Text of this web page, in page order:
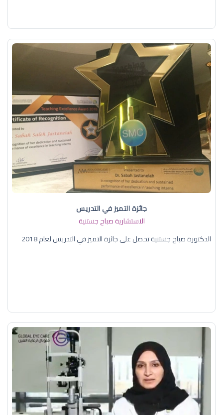
جائزة التميز في التدريس
الاستشارية صباح جستنية
الدكتورة صباح جستنية تحصل على جائزة التميز في التدريس لعام 2018